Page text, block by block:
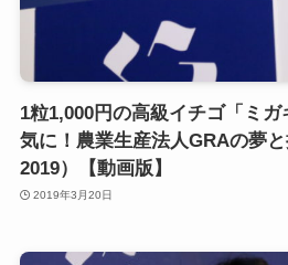
1粒1,000円の高級イチゴ「ミ
気に！農業生産法人GRAの夢
2019）【動画版】
2019年3月20日